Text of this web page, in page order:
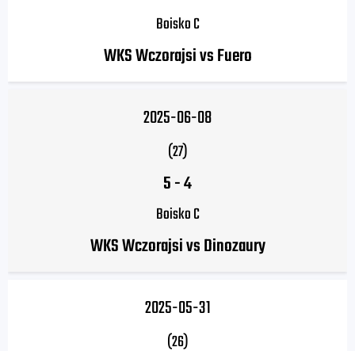
Boisko C
WKS Wczorajsi vs Fuero
2025-06-08
(27)
5-4
Boisko C
WKS Wczorajsi vs Dinozaury
2025-05-31
(26)